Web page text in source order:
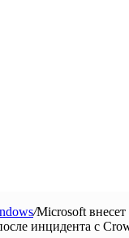
/Microsoft внесет
инцидента с